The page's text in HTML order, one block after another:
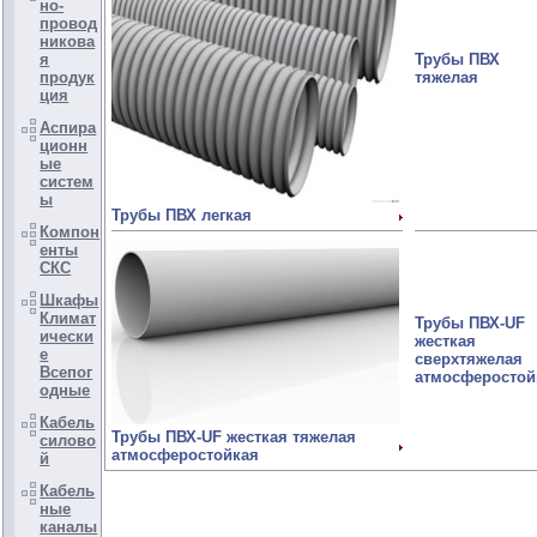
но-
провод
никова
я
продук
ция
Аспира
ционн
ые
систем
ы
Компон
енты
СКС
Шкафы
Климат
ически
е
Всепог
одные
Кабель
силово
й
Кабель
ные
каналы
Трубы ПВХ легкая
Трубы ПВХ
тяжелая
Трубы ПВХ-UF жесткая тяжелая
атмосферостойкая
Трубы ПВХ-UF
жесткая
сверхтяжелая